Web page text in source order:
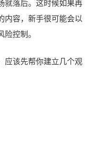
就落后。这时候如果再
内容，新手很可能会以
控制。
应该先帮你建立几个观